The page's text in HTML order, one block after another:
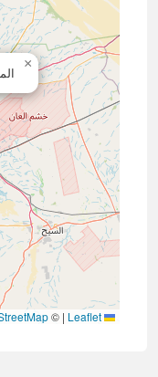
×
|
©